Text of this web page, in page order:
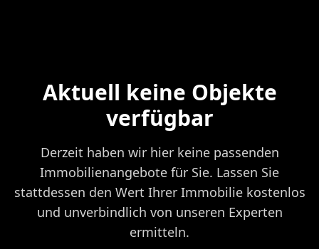
Aktuell keine Objekte
verfügbar
Derzeit haben wir hier keine passenden
Immobilienangebote für Sie. Lassen Sie
stattdessen den Wert Ihrer Immobilie kostenlos
und unverbindlich von unseren Experten
ermitteln.